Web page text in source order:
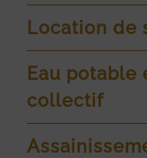
Location de
Eau potable
collectif